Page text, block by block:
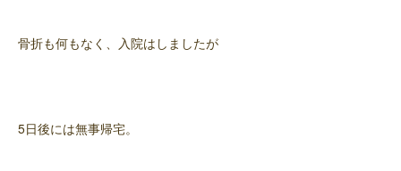
骨折も何もなく、入院はしましたが
5日後には無事帰宅。